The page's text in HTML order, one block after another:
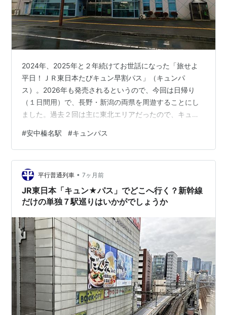
2024年、2025年と２年続けてお世話になった「旅せよ
平日！ＪＲ東日本たびキュン早割パス」（キュンパ
ス）。2026年も発売されるというので、今回は日帰り
（１日間用）で、長野・新潟の両県を周遊することにし
ました。過去２回は主に東北エリアだったので、キュン
５回乗車し、大いに活用しました。新幹線が乗り降り自
由というメリットを活かすとすると、ここはやはり下車
したことのない新幹線駅が優先。関東エリアで最後に残
った安中榛名をまずめざしました。 長野行き「あさま」
603号（安中榛名8：32発）安中榛名駅（北陸新幹線）１
番線ホーム。下り列車は発車後すぐに「第…
#安中榛名駅 #キュンパス
平行普通列車 • 7ヶ月前
JR東日本「キュン★パス」でどこへ行く？新幹線
だけの単独７駅巡りはいかがでしょうか